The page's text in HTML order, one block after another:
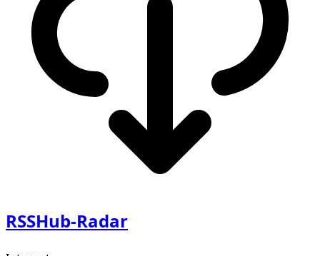
RSSHub-Radar